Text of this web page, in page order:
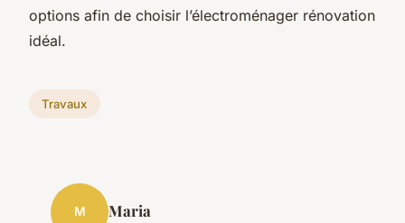
options afin de choisir l’électroménager rénovation
idéal.
Travaux
M Maria